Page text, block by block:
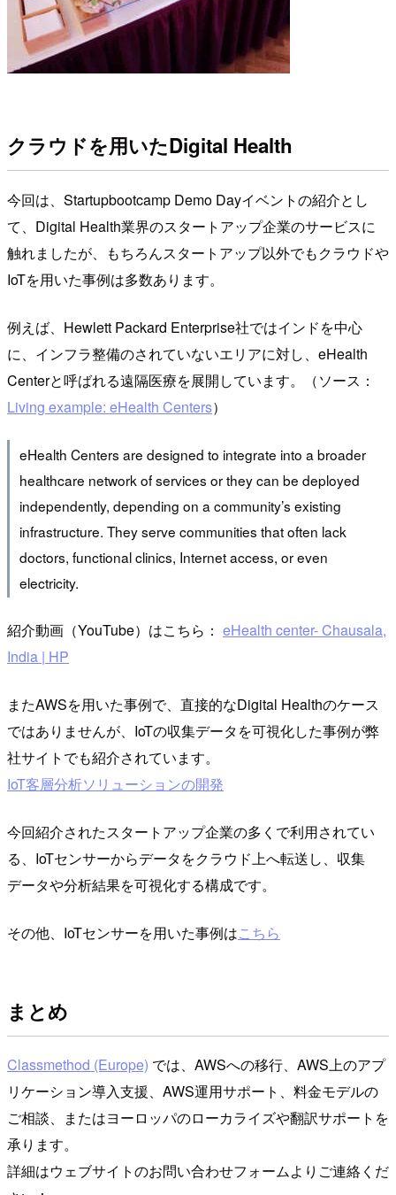
クラウドを用いたDigital Health
今回は、Startupbootcamp Demo Dayイベントの紹介とし
て、Digital Health業界のスタートアップ企業のサービスに
触れましたが、もちろんスタートアップ以外でもクラウドや
IoTを用いた事例は多数あります。
例えば、Hewlett Packard Enterprise社ではインドを中心
に、インフラ整備のされていないエリアに対し、eHealth
Centerと呼ばれる遠隔医療を展開しています。（ソース：
Living example: eHealth Centers）
eHealth Centers are designed to integrate into a broader
healthcare network of services or they can be deployed
independently, depending on a community’s existing
infrastructure. They serve communities that often lack
doctors, functional clinics, Internet access, or even
electricity.
紹介動画（YouTube）はこちら： eHealth center- Chausala,
India | HP
またAWSを用いた事例で、直接的なDigital Healthのケース
ではありませんが、IoTの収集データを可視化した事例が弊
社サイトでも紹介されています。
IoT客層分析ソリューションの開発
今回紹介されたスタートアップ企業の多くで利用されてい
る、IoTセンサーからデータをクラウド上へ転送し、収集
データや分析結果を可視化する構成です。
その他、IoTセンサーを用いた事例はこちら
まとめ
Classmethod (Europe) では、AWSへの移行、AWS上のアプ
リケーション導入支援、AWS運用サポート、料金モデルの
ご相談、またはヨーロッパのローカライズや翻訳サポートを
承ります。
詳細はウェブサイトのお問い合わせフォームよりご連絡くだ